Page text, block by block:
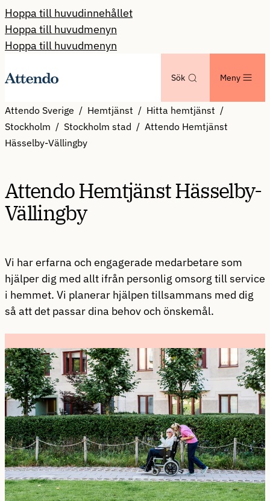
Hoppa till huvudinnehållet
Hoppa till huvudmenyn
Hoppa till huvudmenyn
Sök Meny
Attendo Sverige Hemtjänst
Hitta hemtjänst
Stockholm
Stockholm stad
Attendo Hemtjänst
Hässelby-Vällingby
Attendo Hemtjänst Hässelby-
Vällingby
Vi har erfarna och engagerade medarbetare som
hjälper dig med allt ifrån personlig omsorg till service
i hemmet. Vi planerar hjälpen tillsammans med dig
så att det passar dina behov och önskemål.